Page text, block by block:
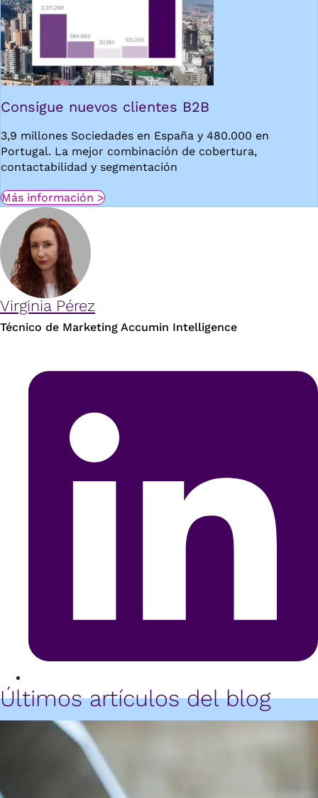
Consigue nuevos clientes B2B
3,9 millones Sociedades en España y 480.000 en
Portugal. La mejor combinación de cobertura,
contactabilidad y segmentación
Más información >
Virginia Pérez
Técnico de Marketing Accumin Intelligence
Últimos artículos del blog